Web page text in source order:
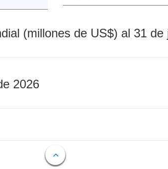
(millones de US$) al 31 de
2026